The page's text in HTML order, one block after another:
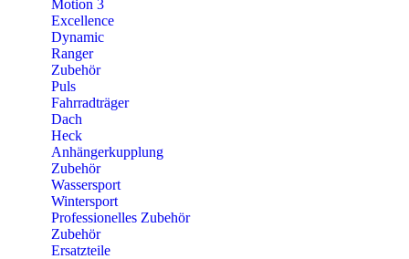
Motion 3
Excellence
Dynamic
Ranger
Zubehör
Puls
Fahrradträger
Dach
Heck
Anhängerkupplung
Zubehör
Wassersport
Wintersport
Professionelles Zubehör
Zubehör
Ersatzteile